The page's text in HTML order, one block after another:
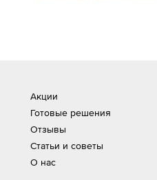
Акции
Готовые решения
Отзывы
Статьи и советы
О нас